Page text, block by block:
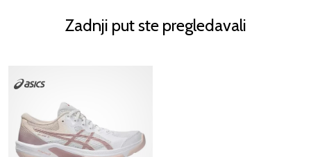
Zadnji put ste pregledavali